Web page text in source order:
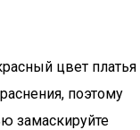
цвет платья
поэтому
замаскируйте